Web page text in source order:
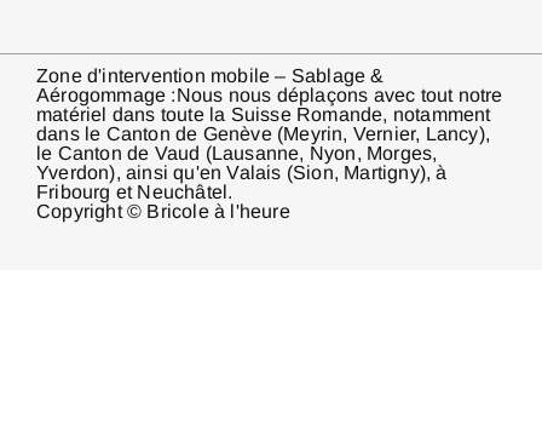
Zone d'intervention mobile – Sablage &
Aérogommage :Nous nous déplaçons avec tout notre
matériel dans toute la Suisse Romande, notamment
dans le Canton de Genève (Meyrin, Vernier, Lancy),
le Canton de Vaud (Lausanne, Nyon, Morges,
Yverdon), ainsi qu'en Valais (Sion, Martigny), à
Fribourg et Neuchâtel.
Copyright © Bricole à l'heure